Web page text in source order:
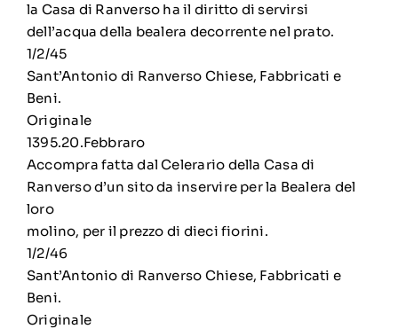
la Casa di Ranverso ha il diritto di servirsi
dell’acqua della bealera decorrente nel prato.
1/2/45
Sant’Antonio di Ranverso Chiese, Fabbricati e
Beni.
Originale
1395.20.Febbraro
Accompra fatta dal Celerario della Casa di
Ranverso d’un sito da inservire per la Bealera del
loro
molino, per il prezzo di dieci fiorini.
1/2/46
Sant’Antonio di Ranverso Chiese, Fabbricati e
Beni.
Originale